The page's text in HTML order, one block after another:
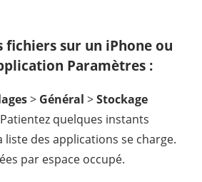
fichiers sur un iPhone ou
Paramètres :
> Général >Stockage
quelques instants
liste des applications se charge.
par espace occupé.